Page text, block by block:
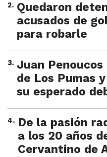
2. Quedaron
acusados de
para robarle
3. Juan
de Los Pumas
su esperado
4. De la pasión
a los 20 años
Cervantino de